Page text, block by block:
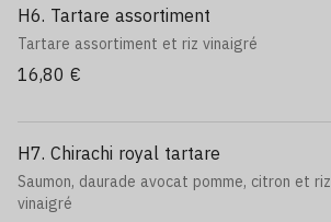
H6. Tartare assortiment
Tartare assortiment et riz vinaigré
16,80 €
H7. Chirachi royal tartare
Saumon, daurade avocat pomme, citron et riz
vinaigré